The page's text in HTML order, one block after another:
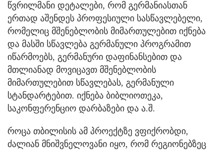
წვრილმანი დეტალები, რომ გერმანიასთან
ერთად აშენდეს პროფესიული სასწავლებელი,
რომელიც მშენებლობის მიმართულებით იქნება
და მასში სწავლება გერმანული პროგრამით
იწარმოებს, გერმანური დაფინანსებით და
მთლიანად მოვიცავთ მშენებლობის
მიმართულებით სწავლებას, გერმანული
სტანდარტებით. იქნება ბიბლიოთეკა,
საკონფერენციო დარბაზები და ა.შ.
როცა თბილისის ამ პროექტზე ვფიქრობდი,
ძალიან მნიშვნელოვანი იყო, რომ რეგიონებზეც